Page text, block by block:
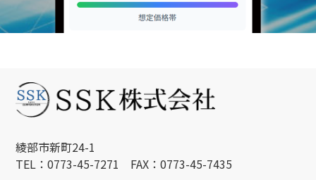
綾部市新町24-1
TEL：0773-45-7271 FAX：0773-45-7435